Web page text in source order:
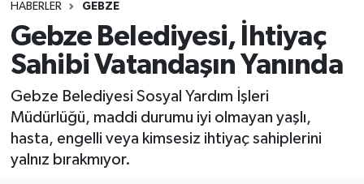
HABERLER GEBZE
Gebze Belediyesi, İhtiyaç
Sahibi Vatandaşın Yanında
Gebze Belediyesi Sosyal Yardım İşleri
Müdürlüğü, maddi durumu iyi olmayan yaşlı,
hasta, engelli veya kimsesiz ihtiyaç sahiplerini
yalnız bırakmıyor.
Süper Lig Puan Durumu ve Fikstür
Tüm Manşetler
Son Dakika Haberleri
Haber Arşivi